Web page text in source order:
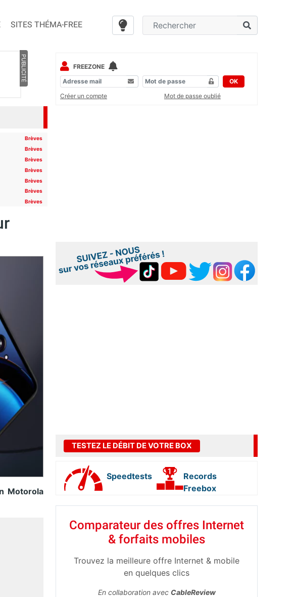
SITES THÉMA-FREE
PUBLICITÉ
Brèves
Brèves
Brèves
Brèves
Brèves
Brèves
Brèves
Motorola
FREEZONE
OK
Créer un compte
Mot de passe oublié
TESTEZ LE DÉBIT DE VOTRE BOX
Speedtests
Records
Freebox
Comparateur des offres Internet
& forfaits mobiles
Trouvez la meilleure offre Internet & mobile
en quelques clics
En collaboration avec CableReview